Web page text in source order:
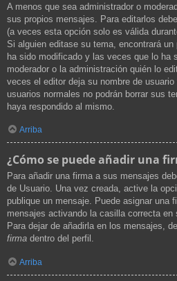
A menos que sea administrador o
sus propios mensajes. Para editarlos
(a veces esta opción solo es válida
Si alguien editase su tema, encontrará
ha sido modificado y las veces que lo ha
moderador o la administración quién lo
veces el editor deja su nombre de
usuarios normales no podrán borrar sus
haya respondido al mismo.
Arriba
¿Cómo se puede añadir una
Para añadir una firma a sus mensajes
de Usuario. Una vez creada, active la
publique un mensaje. Puede asignar una
mensajes activando la casilla correcta en
Para dejar de añadirla en los mensajes,
firma dentro del perfil.
Arriba